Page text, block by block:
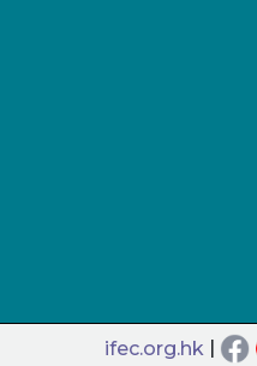
ifec.org.hk |